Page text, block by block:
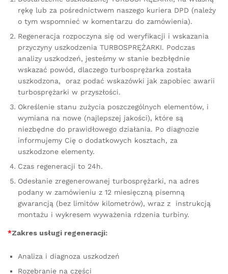
rękę lub za pośrednictwem naszego kuriera DPD (należy
o tym wspomnieć w komentarzu do zamówienia).
Regeneracja rozpoczyna się od weryfikacji i wskazania
przyczyny uszkodzenia TURBOSPRĘŻARKI. Podczas
analizy uszkodzeń, jesteśmy w stanie bezbłędnie
wskazać powód, dlaczego turbosprężarka została
uszkodzona, oraz podać wskazówki jak zapobiec awarii
turbosprężarki w przyszłości.
Określenie stanu zużycia poszczególnych elementów, i
wymiana na nowe (najlepszej jakości), które są
niezbędne do prawidłowego działania. Po diagnozie
informujemy Cię o dodatkowych kosztach, za
uszkodzone elementy.
Czas regeneracji to 24h.
Odesłanie zregenerowanej turbosprężarki, na adres
podany w zamówieniu z 12 miesięczną pisemną
gwarancją (bez limitów kilometrów), wraz z instrukcją
montażu i wykresem wyważenia rdzenia turbiny.
*Zakres usługi regeneracji:
Analiza i diagnoza uszkodzeń
Rozebranie na części